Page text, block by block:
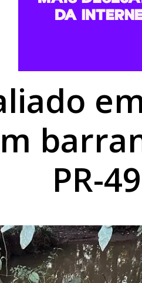
fratura na costela após
PR-